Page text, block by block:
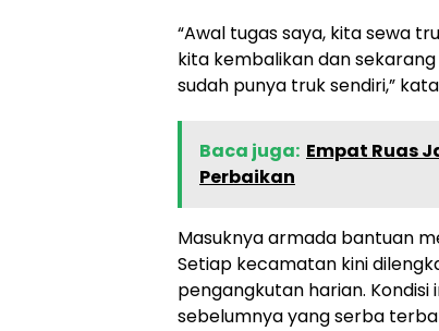
“Awal tugas saya, kita sewa
kita kembalikan dan
sudah punya truk sendiri,”
Baca juga: Empat Ruas
Perbaikan
Masuknya armada bantuan
Setiap kecamatan kini
pengangkutan harian.
sebelumnya yang serba